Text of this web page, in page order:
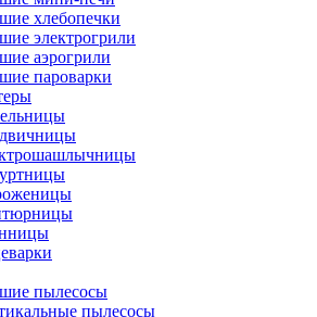
хлебопечки
электрогрили
аэрогрили
пароварки
пылесосы
пылесосы